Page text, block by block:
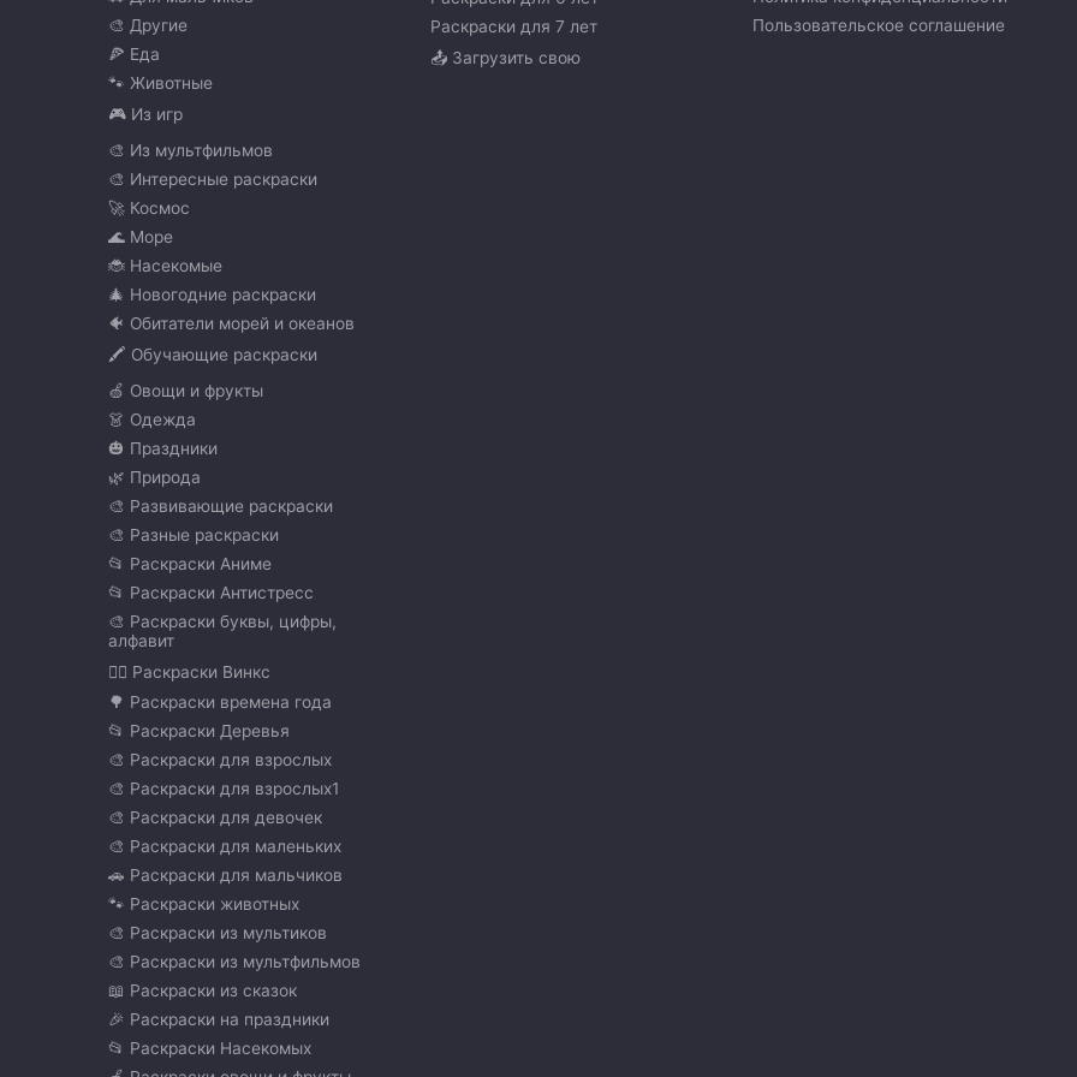
🎨 Другие
🍕 Еда
🐾 Животные
🎮 Из игр
🎨 Из мультфильмов
🎨 Интересные раскраски
🚀 Космос
🌊 Море
🐞 Насекомые
🎄 Новогодние раскраски
🐠 Обитатели морей и океанов
🖍️ Обучающие раскраски
🍏 Овощи и фрукты
👗 Одежда
🎃 Праздники
🌿 Природа
🎨 Развивающие раскраски
🎨 Разные раскраски
📂 Раскраски Аниме
📂 Раскраски Антистресс
🎨 Раскраски буквы, цифры,
алфавит
🧚‍♀️ Раскраски Винкс
🌳 Раскраски времена года
📂 Раскраски Деревья
🎨 Раскраски для взрослых
🎨 Раскраски для взрослых1
🎨 Раскраски для девочек
🎨 Раскраски для маленьких
🚗 Раскраски для мальчиков
🐾 Раскраски животных
🎨 Раскраски из мультиков
🎨 Раскраски из мультфильмов
📖 Раскраски из сказок
🎉 Раскраски на праздники
📂 Раскраски Насекомых
Раскраски для 7 лет
📤 Загрузить свою
Пользовательское соглашение